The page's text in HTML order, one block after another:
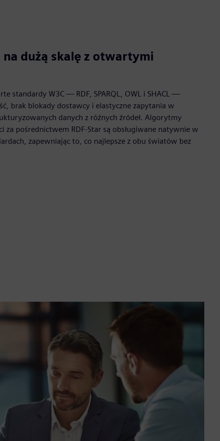
na dużą skalę z otwartymi
standardy W3C — RDF, SPARQL, OWL i SHACL —
brak blokady dostawcy i elastyczne zapytania w
danych z różnych źródeł. Algorytmy
za pośrednictwem RDF-Star są obsługiwane natywnie w
zapewniając to, co najlepsze z obu światów bez